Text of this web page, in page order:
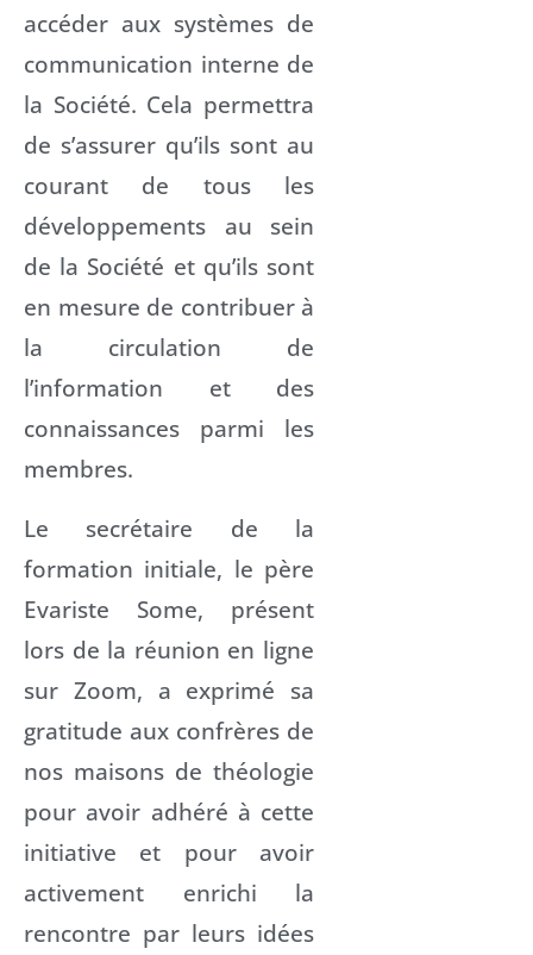
accéder aux systèmes de
communication interne de
la Société. Cela permettra
de s’assurer qu’ils sont au
courant de tous les
développements au sein
de la Société et qu’ils sont
en mesure de contribuer à
la circulation de
l’information et des
connaissances parmi les
membres.
Le secrétaire de la
formation initiale, le père
Evariste Some, présent
lors de la réunion en ligne
sur Zoom, a exprimé sa
gratitude aux confrères de
nos maisons de théologie
pour avoir adhéré à cette
initiative et pour avoir
activement enrichi la
rencontre par leurs idées